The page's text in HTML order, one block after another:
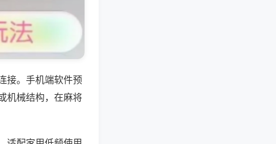
接。手机端软件预
机械结构，在麻将